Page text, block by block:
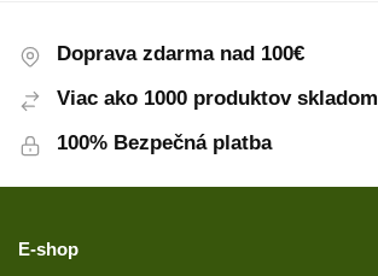
Doprava zdarma nad 100€
Viac ako 1000 produktov skladom
100% Bezpečná platba
E-shop